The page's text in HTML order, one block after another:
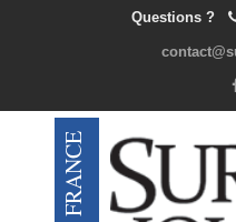
Questions ?